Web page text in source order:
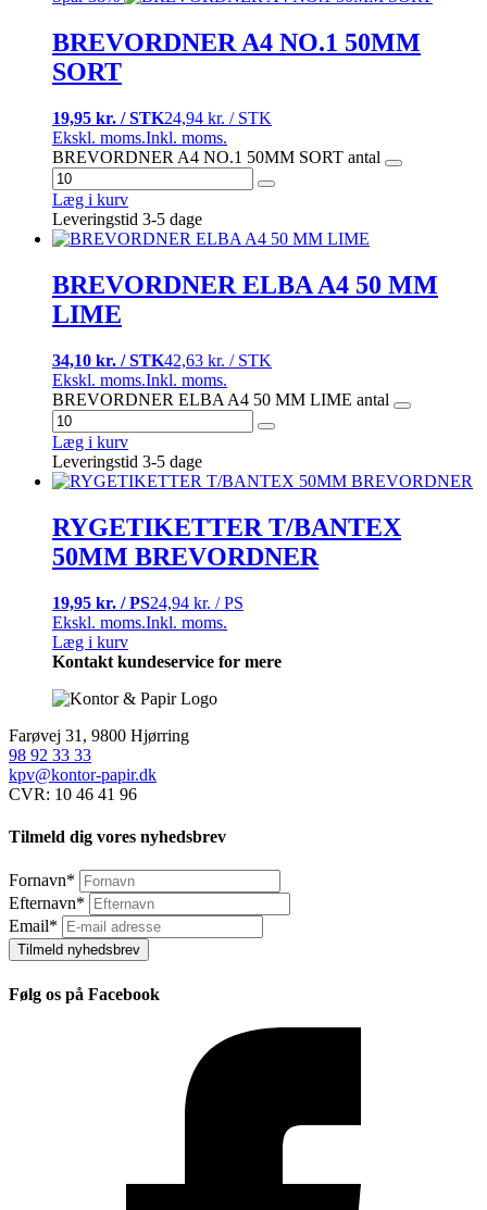
BREVORDNER A4 NO.1 50MM
SORT
19,95 kr. / STK24,94 kr. / STK
Ekskl. moms.Inkl. moms.
BREVORDNER A4 NO.1 50MM SORT antal
Læg i kurv
Leveringstid 3-5 dage
BREVORDNER ELBA A4 50 MM
LIME
34,10 kr. / STK42,63 kr. / STK
Ekskl. moms.Inkl. moms.
BREVORDNER ELBA A4 50 MM LIME antal
Læg i kurv
Leveringstid 3-5 dage
RYGETIKETTER T/BANTEX
50MM BREVORDNER
19,95 kr. / PS24,94 kr. / PS
Ekskl. moms.Inkl. moms.
Læg i kurv
Kontakt kundeservice for mere
Farøvej 31, 9800 Hjørring
98 92 33 33
kpv@kontor-papir.dk
CVR: 10 46 41 96
Tilmeld dig vores nyhedsbrev
Fornavn*
Efternavn*
Email*
Tilmeld nyhedsbrev
Følg os på Facebook